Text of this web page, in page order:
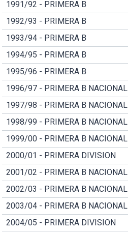
1991/92 - PRIMERA B
1992/93 - PRIMERA B
1993/94 - PRIMERA B
1994/95 - PRIMERA B
1995/96 - PRIMERA B
1996/97 - PRIMERA B NACIONAL
1997/98 - PRIMERA B NACIONAL
1998/99 - PRIMERA B NACIONAL
1999/00 - PRIMERA B NACIONAL
2000/01 - PRIMERA DIVISION
2001/02 - PRIMERA B NACIONAL
2002/03 - PRIMERA B NACIONAL
2003/04 - PRIMERA B NACIONAL
2004/05 - PRIMERA DIVISION